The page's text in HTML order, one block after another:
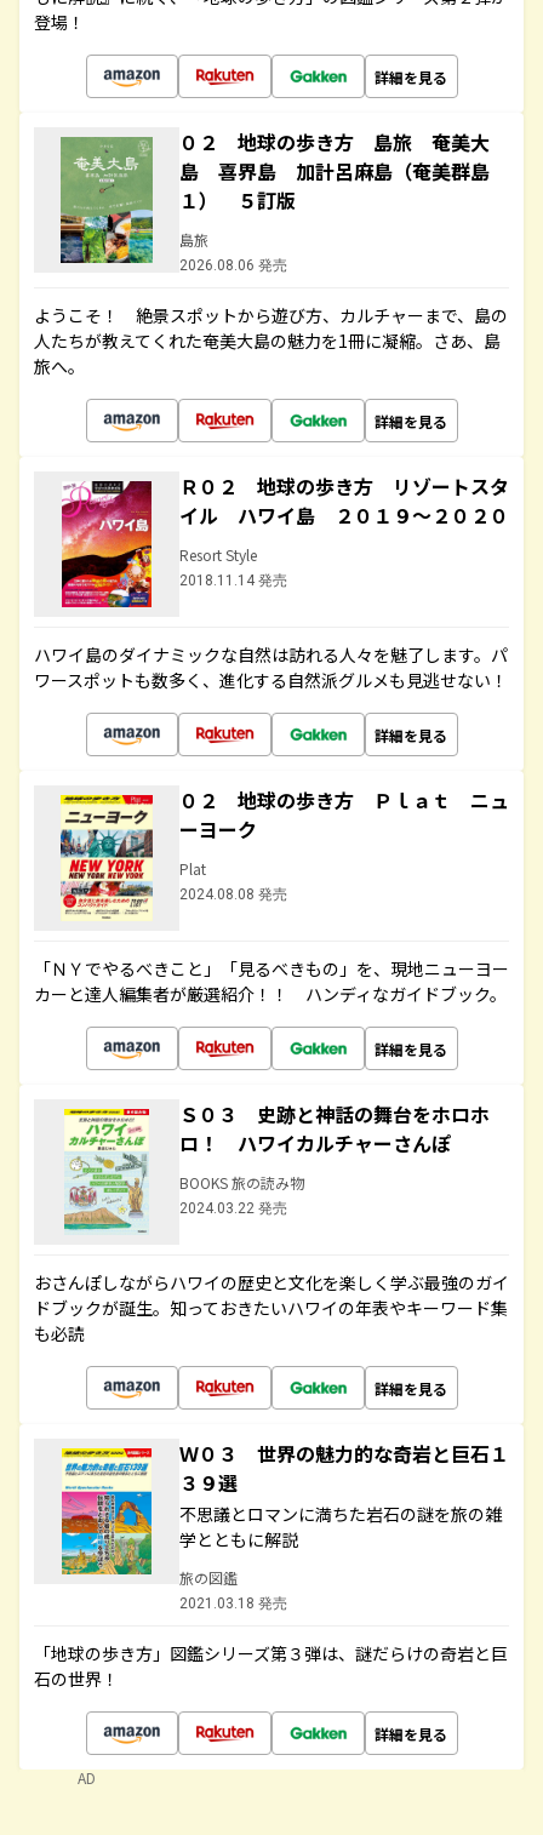
登場！
詳細を見る
０２ 地球の歩き方 島旅 奄美大
島 喜界島 加計呂麻島（奄美群島
１） ５訂版
島旅
2026.08.06 発売
ようこそ！ 絶景スポットから遊び方、カルチャーまで、島の
人たちが教えてくれた奄美大島の魅力を1冊に凝縮。さあ、島
旅へ。
詳細を見る
Ｒ０２ 地球の歩き方 リゾートスタ
イル ハワイ島 ２０１９～２０２０
Resort Style
2018.11.14 発売
ハワイ島のダイナミックな自然は訪れる人々を魅了します。パ
ワースポットも数多く、進化する自然派グルメも見逃せない！
詳細を見る
０２ 地球の歩き方 Ｐｌａｔ ニュ
ーヨーク
Plat
2024.08.08 発売
「ＮＹでやるべきこと」「見るべきもの」を、現地ニューヨー
カーと達人編集者が厳選紹介！！ ハンディなガイドブック。
詳細を見る
Ｓ０３ 史跡と神話の舞台をホロホ
ロ！ ハワイカルチャーさんぽ
BOOKS 旅の読み物
2024.03.22 発売
おさんぽしながらハワイの歴史と文化を楽しく学ぶ最強のガイ
ドブックが誕生。知っておきたいハワイの年表やキーワード集
も必読
詳細を見る
Ｗ０３ 世界の魅力的な奇岩と巨石１
３９選
不思議とロマンに満ちた岩石の謎を旅の雑
学とともに解説
旅の図鑑
2021.03.18 発売
「地球の歩き方」図鑑シリーズ第３弾は、謎だらけの奇岩と巨
石の世界！
詳細を見る
AD